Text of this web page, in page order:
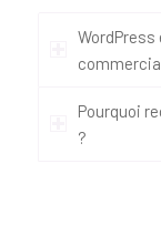
Pourquoi
?